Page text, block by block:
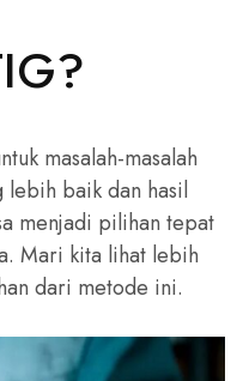
masalah-masalah
lebih baik dan hasil
menjadi pilihan tepat
Mari kita lihat lebih
dari metode ini.